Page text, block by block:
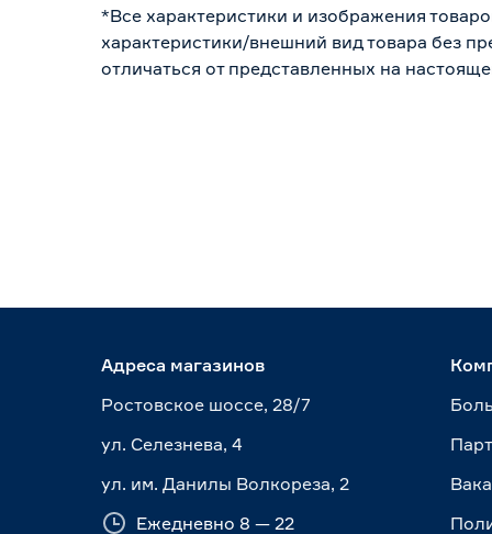
*Все характеристики и изображения
характеристики/внешний вид товара без
отличаться от представленных на
Адреса магазинов
Ростовское шоссе, 28/7
ул. Селезнева, 4
ул. им. Данилы Волкореза, 2
Ежедневно 8 — 22